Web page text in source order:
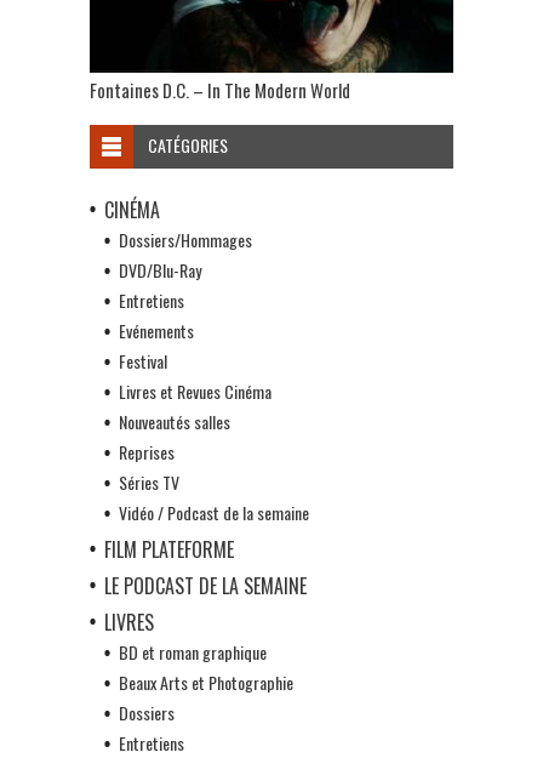
Fontaines D.C. – In The Modern World
CATÉGORIES
CINÉMA
Dossiers/Hommages
DVD/Blu-Ray
Entretiens
Evénements
Festival
Livres et Revues Cinéma
Nouveautés salles
Reprises
Séries TV
Vidéo / Podcast de la semaine
FILM PLATEFORME
LE PODCAST DE LA SEMAINE
LIVRES
BD et roman graphique
Beaux Arts et Photographie
Dossiers
Entretiens